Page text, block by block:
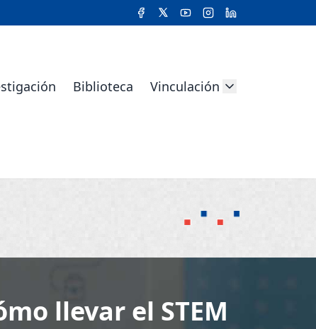
Biblioteca Vinculación
llevar el STEM